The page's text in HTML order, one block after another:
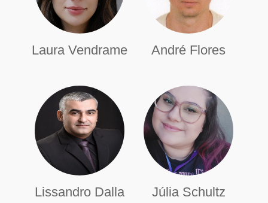
Laura Vendrame André Flores
Lissandro Dalla Júlia Schultz